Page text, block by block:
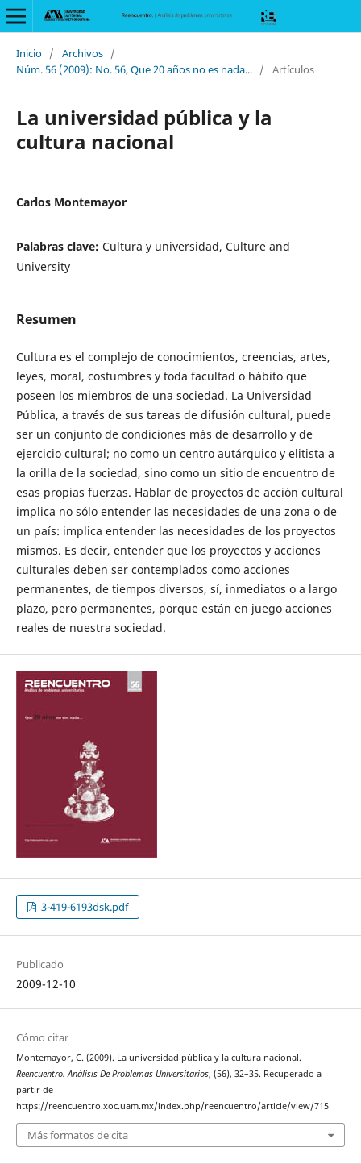
Inicio / Archivos /
Núm. 56 (2009): No. 56, Que 20 años no es nada... / Artículos
La universidad pública y la
cultura nacional
Carlos Montemayor
Palabras clave: Cultura y universidad, Culture and
University
Resumen
Cultura es el complejo de conocimientos, creencias, artes,
leyes, moral, costumbres y toda facultad o hábito que
poseen los miembros de una sociedad. La Universidad
Pública, a través de sus tareas de difusión cultural, puede
ser un conjunto de condiciones más de desarrollo y de
ejercicio cultural; no como un centro autárquico y elitista a
la orilla de la sociedad, sino como un sitio de encuentro de
esas propias fuerzas. Hablar de proyectos de acción cultural
implica no sólo entender las necesidades de una zona o de
un país: implica entender las necesidades de los proyectos
mismos. Es decir, entender que los proyectos y acciones
culturales deben ser contemplados como acciones
permanentes, de tiempos diversos, sí, inmediatos o a largo
plazo, pero permanentes, porque están en juego acciones
reales de nuestra sociedad.
3-419-6193dsk.pdf
Publicado
2009-12-10
Cómo citar
Montemayor, C. (2009). La universidad pública y la cultura nacional.
Reencuentro. Análisis De Problemas Universitarios, (56), 32–35. Recuperado a
partir de
https://reencuentro.xoc.uam.mx/index.php/reencuentro/article/view/715
Más formatos de cita